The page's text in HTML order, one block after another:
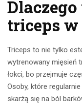
triceps w
Triceps to nie tylko
wytrenowany mięsień
łokci, bo przejmuje
Osoby, które
skarżą się na ból